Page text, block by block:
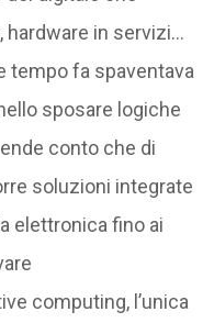
in servizi…
tempo fa spaventava
sposare logiche
conto che di
soluzioni integrate
elettronica fino ai
computing, l’unica